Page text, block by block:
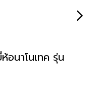
อนาโนเทค รุ่น